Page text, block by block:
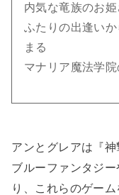
内気な竜族のお姫
ふたりの出逢い
まる
マナリア魔法学
アンとグレアは『
ブルーファンタジ
り、これらのゲー